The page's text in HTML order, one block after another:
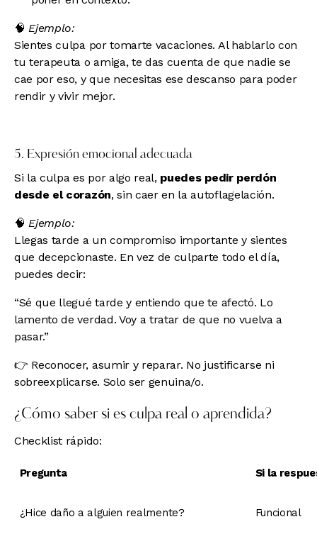
🧠Ejemplo:
Sientes culpa por tomarte vacaciones. Al hablarlo con
tu terapeuta o amiga, te das cuenta de que nadie se
cae por eso, y que necesitas ese descanso para poder
rendir y vivir mejor.
5. Expresión emocional adecuada
Si la culpa es por algo real, puedes pedir perdón
desde el corazón, sin caer en la autoflagelación.
🧠Ejemplo:
Llegas tarde a un compromiso importante y sientes
que decepcionaste. En vez de culparte todo el día,
puedes decir:
“Sé que llegué tarde y entiendo que te afectó. Lo
lamento de verdad. Voy a tratar de que no vuelva a
pasar.”
👉 Reconocer, asumir y reparar. No justificarse ni
sobreexplicarse. Solo ser genuina/o.
¿Cómo saber si es culpa real o aprendida?
Checklist rápido:
Pregunta Si la
¿Hice daño a alguien realmente? Funcional